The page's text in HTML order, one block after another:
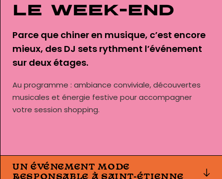
le week-end
Parce que chiner en musique, c’est encore
mieux, des DJ sets rythment l’événement
sur deux étages.
Au programme : ambiance conviviale, découvertes
musicales et énergie festive pour accompagner
votre session shopping.
UN ÉVÉNEMENT MODE
RESPONSABLE À SAINT-ÉTIENNE